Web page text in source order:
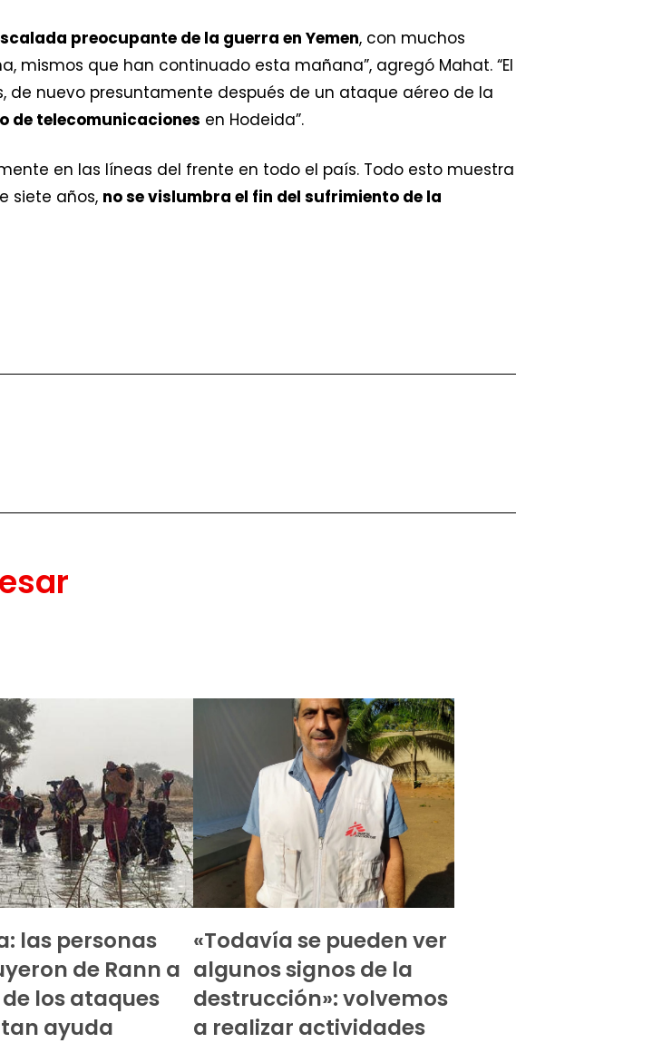
preocupante de la guerra en Yemen, con muchos
mismos que han continuado esta mañana”, agregó Mahat. “El
de nuevo presuntamente después de un ataque aéreo de la
de telecomunicaciones en Hodeida”.
en las líneas del frente en todo el país. Todo esto muestra
siete años, no se vislumbra el fin del sufrimiento de la
las personas
de Rann a
los ataques
ayuda
«Todavía se pueden ver
algunos signos de la
destrucción»: volvemos
a realizar actividades